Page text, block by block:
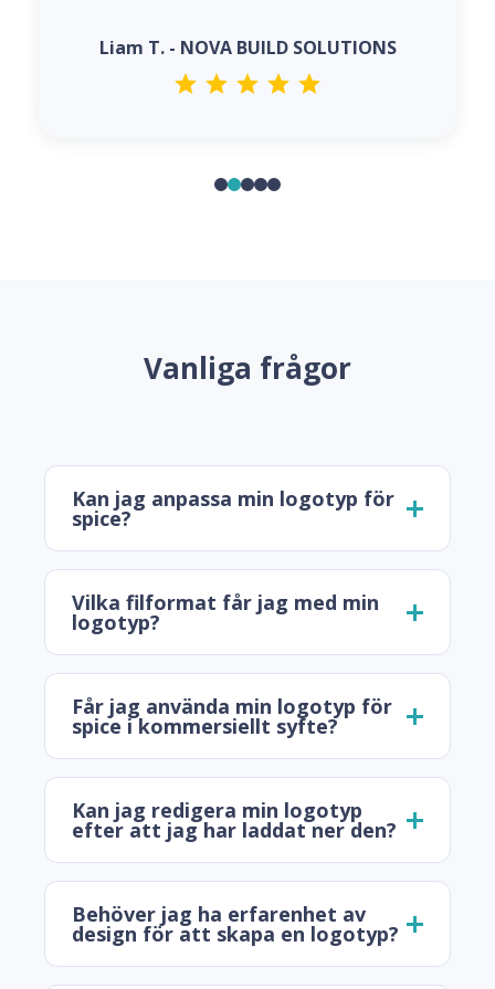
Liam T. - NOVA BUILD SOLUTIONS
Vanliga frågor
Kan jag anpassa min logotyp för
spice?
Vilka filformat får jag med min
logotyp?
Får jag använda min logotyp för
spice i kommersiellt syfte?
Kan jag redigera min logotyp
efter att jag har laddat ner den?
Behöver jag ha erfarenhet av
design för att skapa en logotyp?